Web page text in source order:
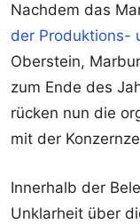
Nachdem das
der Produktions-
Oberstein,
zum Ende des
rücken nun die
mit der
Innerhalb der
Unklarheit über